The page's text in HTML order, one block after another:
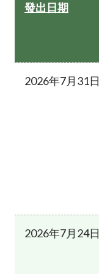
發出日期
2026年7月31日
2026年7月24日